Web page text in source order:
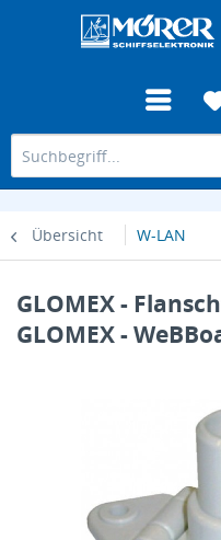
Übersicht W-LAN
GLOMEX -
GLOMEX -